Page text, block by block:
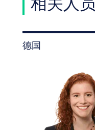
相关人员
德国